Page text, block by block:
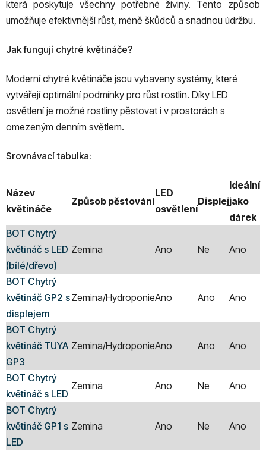
která poskytuje všechny potřebné živiny. Tento způsob
umožňuje efektivnější růst, méně škůdců a snadnou údržbu.
Jak fungují chytré květináče?
Moderní chytré květináče jsou vybaveny systémy, které
vytvářejí optimální podmínky pro růst rostlin. Díky LED
osvětlení je možné rostliny pěstovat i v prostorách s
omezeným denním světlem.
Srovnávací tabulka:
Název
květináče
Způsob pěstování
LED
osvětlení
Displej
Ideální
jako
dárek
BOT Chytrý
květináč s LED
(bílé/dřevo)
Zemina Ano Ne Ano
BOT Chytrý
květináč GP2 s
displejem
Zemina/HydroponieAno Ano Ano
BOT Chytrý
květináč TUYA
GP3
Zemina/HydroponieAno Ano Ano
BOT Chytrý
květináč s LED
Zemina Ano Ne Ano
BOT Chytrý
květináč GP1 s
LED
Zemina Ano Ne Ano